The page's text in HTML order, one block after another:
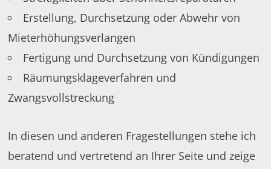
Erstellung, Durchsetzung oder Abwehr von
Mieterhöhungsverlangen
Fertigung und Durchsetzung von Kündigungen
Räumungsklageverfahren und
Zwangsvollstreckung
In diesen und anderen Fragestellungen stehe ich
beratend und vertretend an Ihrer Seite und zeige